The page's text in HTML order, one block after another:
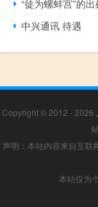
“徒为螺蚌宫”的
中兴通讯 待遇
Copyright © 2012 - 2026
声明：本站内容来自互联
本站仅为